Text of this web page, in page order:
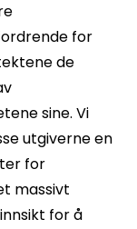
for
de
sine. Vi
utgiverne en
for
massivt
for å